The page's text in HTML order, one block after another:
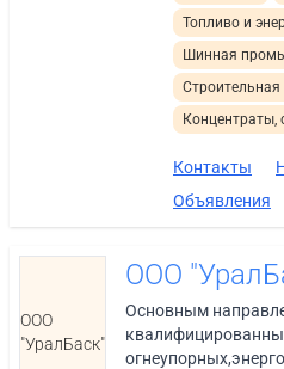
Топливо и
Шинная
Концентраты,
Контакты
Объявления
ООО
"УралБаск"
ООО
Основным